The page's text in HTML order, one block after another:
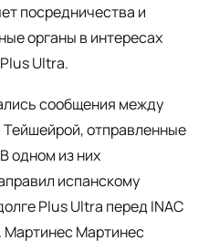
посредничества и
органы в интересах
Ultra.
сообщения между
отправленные
одном из них
испанскому
Plus Ultra перед INAC
Мартинес Мартинес